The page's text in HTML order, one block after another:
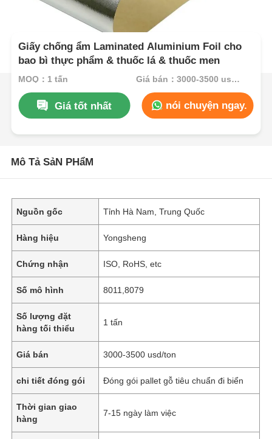
Giấy chống ẩm Laminated Aluminium Foil cho
bao bì thực phẩm & thuốc lá & thuốc men
MOQ：1 tấn Giá bán：3000-3500 usd/ton
Giá tốt nhất nói chuyện ngay.
Mô Tả SảN PHẩM
Nguồn gốc Tỉnh Hà Nam, Trung Quốc
Hàng hiệu Yongsheng
Chứng nhận ISO, RoHS, etc
Số mô hình 8011,8079
Số lượng đặt
hàng tối thiểu
1 tấn
Giá bán 3000-3500 usd/ton
chi tiết đóng gói Đóng gói pallet gỗ tiêu chuẩn đi biển
Thời gian giao
hàng
7-15 ngày làm việc